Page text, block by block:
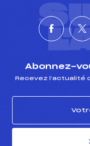
Abonnez-
Recevez l’actualité